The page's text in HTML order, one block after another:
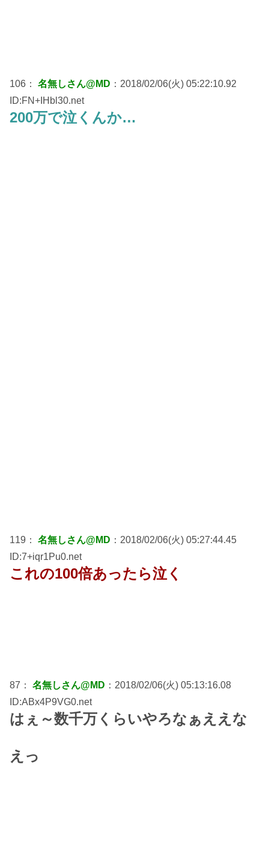
106： 名無しさん@MD ：2018/02/06(火) 05:22:10.92
ID:FN+IHbl30.net
200万で泣くんか…
119： 名無しさん@MD ：2018/02/06(火) 05:27:44.45
ID:7+iqr1Pu0.net
これの100倍あったら泣く
87： 名無しさん@MD ：2018/02/06(火) 05:13:16.08
ID:ABx4P9VG0.net
はぇ～数千万くらいやろなぁええな
えっ